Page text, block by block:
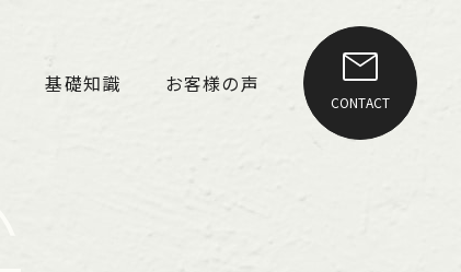
基礎知識 お客様の声
CONTACT